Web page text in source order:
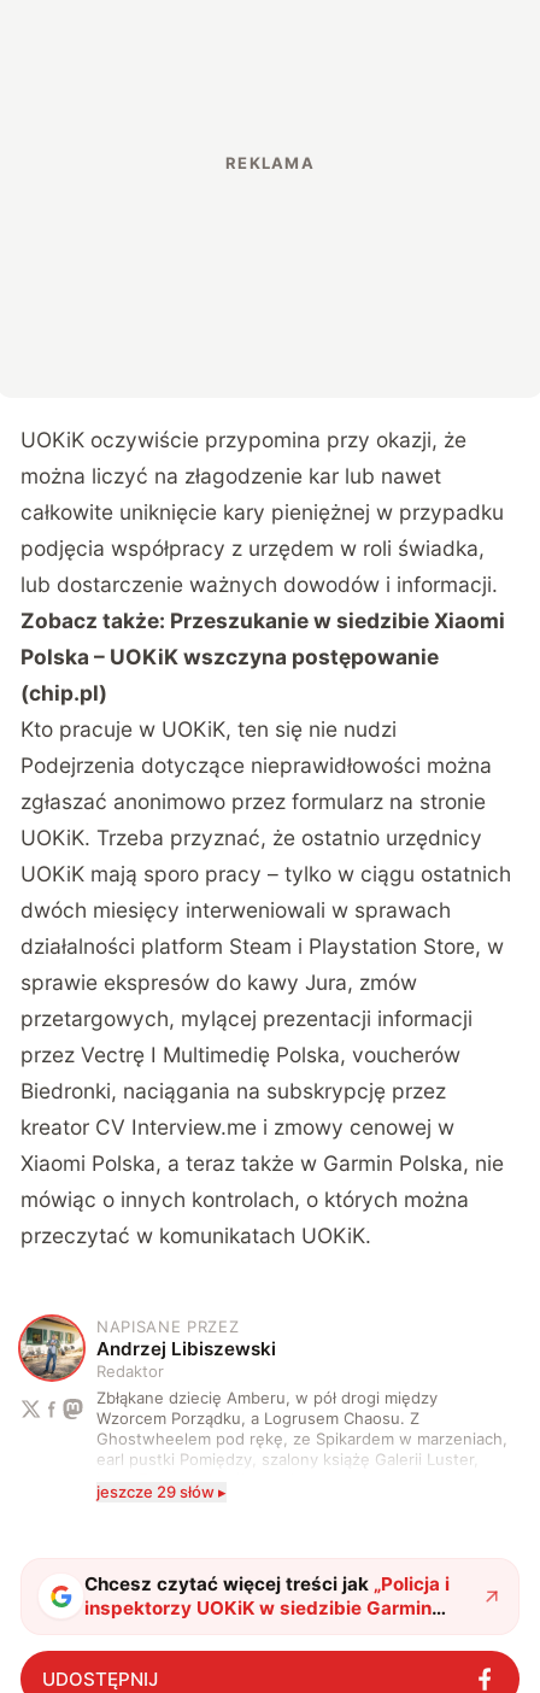
UOKiK oczywiście przypomina przy okazji, że
można liczyć na złagodzenie kar lub nawet
całkowite uniknięcie kary pieniężnej w przypadku
podjęcia współpracy z urzędem w roli świadka,
lub dostarczenie ważnych dowodów i informacji.
Zobacz także: Przeszukanie w siedzibie Xiaomi
Polska – UOKiK wszczyna postępowanie
(chip.pl)
Kto pracuje w UOKiK, ten się nie nudzi
Podejrzenia dotyczące nieprawidłowości można
zgłaszać anonimowo przez formularz na stronie
UOKiK. Trzeba przyznać, że ostatnio urzędnicy
UOKiK mają sporo pracy – tylko w ciągu ostatnich
dwóch miesięcy interweniowali w sprawach
działalności platform Steam i Playstation Store,w
sprawie ekspresów do kawy Jura, zmów
przetargowych, mylącej prezentacji informacji
przez Vectrę I Multimedię Polska, voucherów
Biedronki, naciągania na subskrypcję przez
kreator CV Interview.me i zmowy cenowej w
Xiaomi Polska, a teraz także w Garmin Polska, nie
mówiąc o innych kontrolach, o których można
przeczytać w komunikatach UOKiK.
A
NAPISANE PRZEZ
Andrzej Libiszewski
Redaktor
Zbłąkane dziecię Amberu, w pół drogi między
Wzorcem Porządku, a Logrusem Chaosu. Z
Ghostwheelem pod rękę, ze Spikardem w marzeniach,
earl pustki Pomiędzy, szalony książę Galerii Luster,
serio? Pisaniem o szeroko pojętej technice o zajmuję
i gram w gry :)
jeszcze 29 słów ▸
Chcesz czytać więcej treści jak „Policja i
inspektorzy UOKiK w siedzibie Garmin
Polska"?
UDOSTĘPNIJ